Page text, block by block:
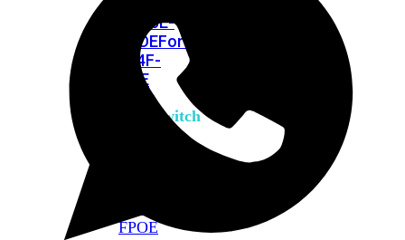
M426E-
FPOEFortiSwitchRugged
424F-
POE
FortiSwitch
FPOE